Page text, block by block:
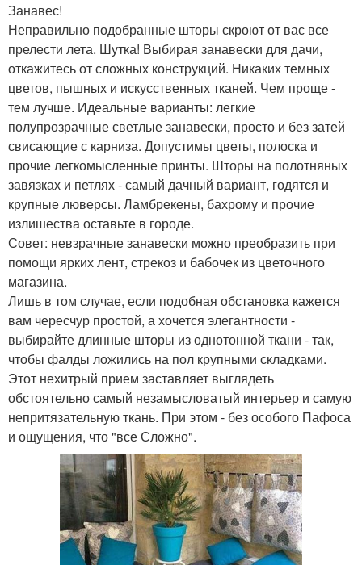
Занавес!
Неправильно подобранные шторы скроют от вас все
прелести лета. Шутка! Выбирая занавески для дачи,
откажитесь от сложных конструкций. Никаких темных
цветов, пышных и искусственных тканей. Чем проще -
тем лучше. Идеальные варианты: легкие
полупрозрачные светлые занавески, просто и без затей
свисающие с карниза. Допустимы цветы, полоска и
прочие легкомысленные принты. Шторы на полотняных
завязках и петлях - самый дачный вариант, годятся и
крупные люверсы. Ламбрекены, бахрому и прочие
излишества оставьте в городе.
Совет: невзрачные занавески можно преобразить при
помощи ярких лент, стрекоз и бабочек из цветочного
магазина.
Лишь в том случае, если подобная обстановка кажется
вам чересчур простой, а хочется элегантности -
выбирайте длинные шторы из однотонной ткани - так,
чтобы фалды ложились на пол крупными складками.
Этот нехитрый прием заставляет выглядеть
обстоятельно самый незамысловатый интерьер и самую
непритязательную ткань. При этом - без особого Пафоса
и ощущения, что "все Сложно".